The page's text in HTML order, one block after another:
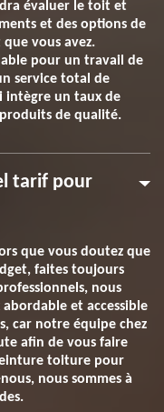
évaluer le toit et
et des options de
vous avez.
pour un travail de
service total de
intègre un taux de
de qualité.
tarif pour
que vous doutez que
faites toujours
nous
et accessible
car notre équipe chez
afin de vous faire
toiture pour
nous sommes à